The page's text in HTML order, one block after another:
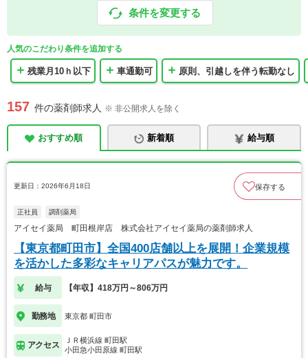
条件を変更する
人気のこだわり条件を追加する
残業月10ｈ以下 車通勤可 原則、引越しを伴う転勤なし
157 件の薬剤師求人 ※ 非公開求人を除く
おすすめ順 新着順 給与順
更新日：2026年6月18日 保存する
正社員 調剤薬局
アイセイ薬局 町田根岸店 株式会社アイセイ薬局の薬剤師求人
【東京都町田市】全国400店舗以上を展開！企業規模
を活かした多彩なキャリアパスが魅力です。
給与 【年収】418万円～806万円
勤務地 東京都 町田市
アクセス
ＪＲ横浜線 町田駅
小田急小田原線 町田駅